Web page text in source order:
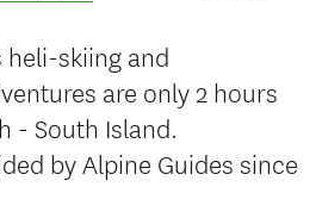
heli-skiing and
are only 2 hours
- South Island.
by Alpine Guides since